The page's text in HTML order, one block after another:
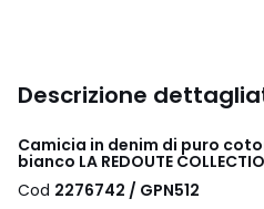
Descrizione
Camicia in denim di puro
bianco LA REDOUTE
Cod 2276742 / GPN512